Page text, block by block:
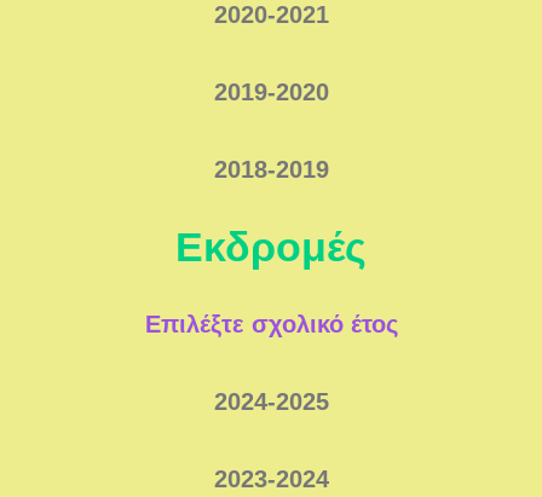
2020-2021
2019-2020
2018-2019
Εκδρομές
Επιλέξτε σχολικό έτος
2024-2025
2023-2024